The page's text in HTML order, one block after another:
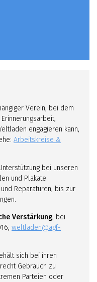
Verein, bei dem
engagieren kann,
Arbeitskreise &
bei unseren
und Plakate
Reparaturen, bis zur
Verstärkung, bei
weltladen@agf-
sich bei ihren
Gebrauch zu
Parteien oder